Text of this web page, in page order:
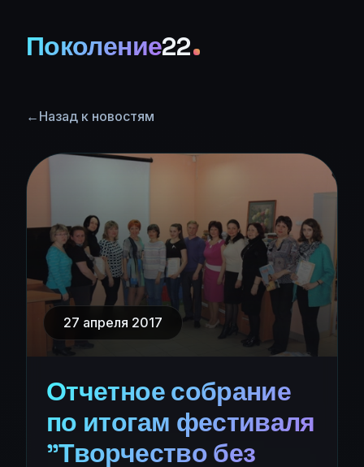
Поколение22
← Назад к новостям
27 апреля 2017
Отчетное собрание
по итогам фестиваля
"Творчество без